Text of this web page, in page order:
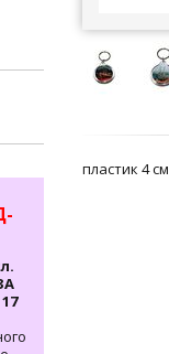
пластик 4 см